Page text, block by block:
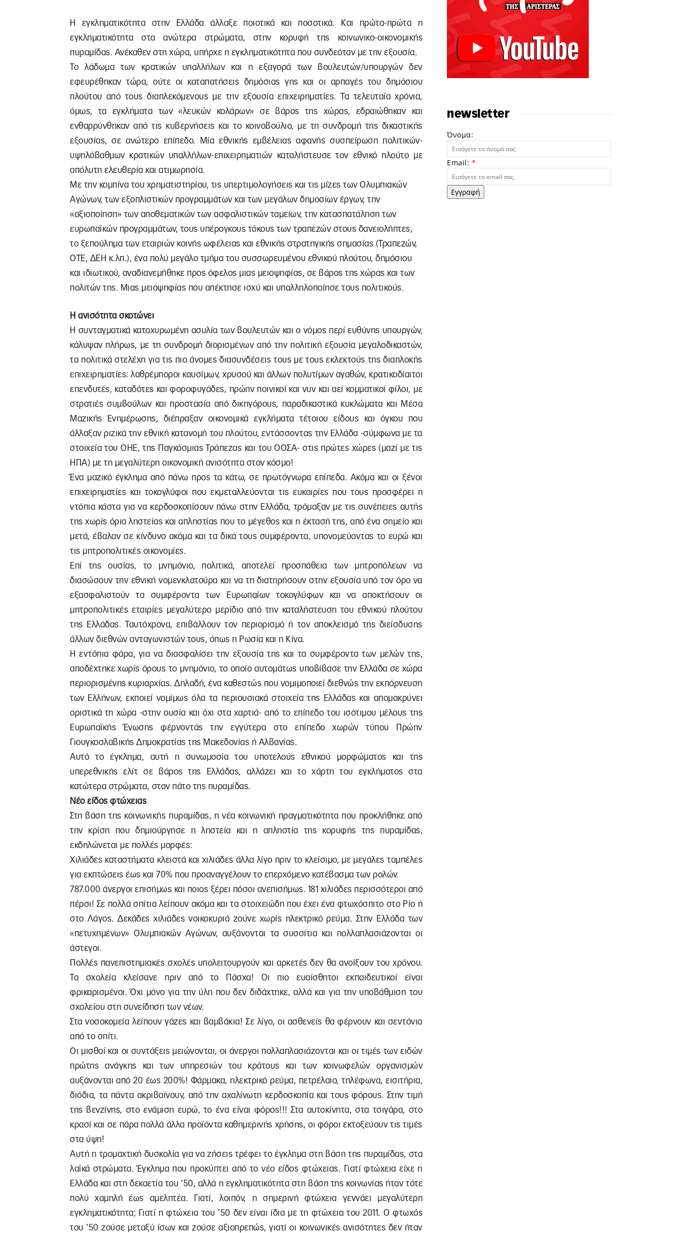
Η εγκληματικότητα στην Ελλάδα άλλαξε ποιοτικά και ποσοτικά. Και πρώτα-πρώτα η
εγκληματικότητα στα ανώτερα στρώματα, στην κορυφή της κοινωνικο-οικονομικής
πυραμίδας. Ανέκαθεν στη χώρα, υπήρχε η εγκληματικότητα που συνδεόταν με την εξουσία.
Το λάδωμα των κρατικών υπαλλήλων και η εξαγορά των βουλευτών/υπουργών δεν
εφευρέθηκαν τώρα, ούτε οι καταπατήσεις δημόσιας γης και οι αρπαγές του δημόσιου
πλούτου από τους διαπλεκόμενους με την εξουσία επιχειρηματίες. Τα τελευταία χρόνια,
όμως, τα εγκλήματα των «λευκών κολάρων» σε βάρος της χώρας, εδραιώθηκαν και
ενθαρρύνθηκαν από τις κυβερνήσεις και το κοινοβούλιο, με τη συνδρομή της δικαστικής
εξουσίας, σε ανώτερο επίπεδο. Μία εθνικής εμβέλειας αφανής συσπείρωση πολιτικών-
υψηλόβαθμων κρατικών υπαλλήλων-επιχειρηματιών καταλήστευσε τον εθνικό πλούτο με
απόλυτη ελευθερία και ατιμωρησία.
Με την κομπίνα του χρηματιστηρίου, τις υπερτιμολογήσεις και τις μίζες των Ολυμπιακών
Αγώνων, των εξοπλιστικών προγραμμάτων και των μεγάλων δημοσίων έργων, την
«αξιοποίηση» των αποθεματικών των ασφαλιστικών ταμείων, την κατασπατάληση των
ευρωπαϊκών προγραμμάτων, τους υπέρογκους τόκους των τραπεζών στους δανειολήπτες,
το ξεπούλημα των εταιριών κοινής ωφέλειας και εθνικής στρατηγικής σημασίας (Τραπεζών,
ΟΤΕ, ΔΕΗ κ.λπ.), ένα πολύ μεγάλο τμήμα του συσσωρευμένου εθνικού πλούτου, δημόσιου
και ιδιωτικού, αναδιανεμήθηκε προς όφελος μιας μειοψηφίας, σε βάρος της χώρας και των
πολιτών της. Μιας μειοψηφίας που απέκτησε ισχύ και υπαλληλοποίησε τους πολιτικούς.
Η ανισότητα σκοτώνει
Η συνταγματικά κατοχυρωμένη ασυλία των βουλευτών και ο νόμος περί ευθύνης υπουργών,
κάλυψαν πλήρως, με τη συνδρομή διορισμένων από την πολιτική εξουσία μεγαλοδικαστών,
τα πολιτικά στελέχη για τις πιο άνομες διασυνδέσεις τους με τους εκλεκτούς της διαπλοκής
επιχειρηματίες: λαθρέμποροι καυσίμων, χρυσού και άλλων πολυτίμων αγαθών, κρατικοδίαιτοι
επενδυτές, καταδότες και φοροφυγάδες, πρώην ποινικοί και νυν και αεί κομματικοί φίλοι, με
στρατιές συμβούλων και προστασία από δικηγόρους, παραδικαστικά κυκλώματα και Μέσα
Μαζικής Ενημέρωσης, διέπραξαν οικονομικά εγκλήματα τέτοιου είδους και όγκου που
άλλαξαν ριζικά την εθνική κατανομή του πλούτου, εντάσσοντας την Ελλάδα -σύμφωνα με τα
στοιχεία του ΟΗΕ, της Παγκόσμιας Τράπεζας και του ΟΟΣΑ- στις πρώτες χώρες (μαζί με τις
ΗΠΑ) με τη μεγαλύτερη οικονομική ανισότητα στον κόσμο!
Ένα μαζικό έγκλημα από πάνω προς τα κάτω, σε πρωτόγνωρα επίπεδα. Ακόμα και οι ξένοι
επιχειρηματίες και τοκογλύφοι που εκμεταλλεύονται τις ευκαιρίες που τους προσφέρει η
ντόπια κάστα για να κερδοσκοπίσουν πάνω στην Ελλάδα, τρόμαξαν με τις συνέπειες αυτής
της χωρίς όρια ληστείας και απληστίας που το μέγεθος και η έκτασή της, από ένα σημείο και
μετά, έβαλαν σε κίνδυνο ακόμα και τα δικά τους συμφέροντα, υπονομεύοντας το ευρώ και
τις μητροπολιτικές οικονομίες.
Επί της ουσίας, το μνημόνιο, πολιτικά, αποτελεί προσπάθεια των μητροπόλεων να
διασώσουν την εθνική νομενκλατούρα και να τη διατηρήσουν στην εξουσία υπό τον όρο να
εξασφαλιστούν τα συμφέροντα των Ευρωπαίων τοκογλύφων και να αποκτήσουν οι
μητροπολιτικές εταιρίες μεγαλύτερο μερίδιο από την καταλήστευση του εθνικού πλούτου
της Ελλάδας. Ταυτόχρονα, επιβάλλουν τον περιορισμό ή τον αποκλεισμό της διείσδυσης
άλλων διεθνών ανταγωνιστών τους, όπως η Ρωσία και η Κίνα.
Η εντόπια φάρα, για να διασφαλίσει την εξουσία της και τα συμφέροντα των μελών της,
αποδέχτηκε χωρίς όρους το μνημόνιο, το οποίο αυτομάτως υποβίβασε την Ελλάδα σε χώρα
περιορισμένης κυριαρχίας. Δηλαδή, ένα καθεστώς που νομιμοποιεί διεθνώς την εκπόρνευση
των Ελλήνων, εκποιεί νομίμως όλα τα περιουσιακά στοιχεία της Ελλάδας και απομακρύνει
οριστικά τη χώρα -στην ουσία και όχι στα χαρτιά- από το επίπεδο του ισότιμου μέλους της
Ευρωπαϊκής Ένωσης φέρνοντάς την εγγύτερα στο επίπεδο χωρών τύπου Πρώην
Γιουγκοσλαβικής Δημοκρατίας της Μακεδονίας ή Αλβανίας.
Αυτό το έγκλημα, αυτή η συνωμοσία του υποτελούς εθνικού μορφώματος και της
υπερεθνικής ελίτ σε βάρος της Ελλάδας, αλλάζει και το χάρτη του εγκλήματος στα
κατώτερα στρώματα, στον πάτο της πυραμίδας.
Νέο είδος φτώχειας
Στη βάση της κοινωνικής πυραμίδας, η νέα κοινωνική πραγματικότητα που προκλήθηκε από
την κρίση που δημιούργησε η ληστεία και η απληστία της κορυφής της πυραμίδας,
εκδηλώνεται με πολλές μορφές:
Χιλιάδες καταστήματα κλειστά και χιλιάδες άλλα λίγο πριν το κλείσιμο, με μεγάλες ταμπέλες
για εκπτώσεις έως και 70% που προαναγγέλουν το επερχόμενο κατέβασμα των ρολών.
787.000 άνεργοι επισήμως και ποιος ξέρει πόσοι ανεπισήμως. 181 χιλιάδες περισσότεροι από
πέρσι! Σε πολλά σπίτια λείπουν ακόμα και τα στοιχειώδη που έχει ένα φτωχόσπιτο στο Ρίο ή
στο Λάγος. Δεκάδες χιλιάδες νοικοκυριά ζούνε χωρίς ηλεκτρικό ρεύμα. Στην Ελλάδα των
«πετυχημένων» Ολυμπιακών Αγώνων, αυξάνονται τα συσσίτια και πολλαπλασιάζονται οι
άστεγοι.
Πολλές πανεπιστημιακές σχολές υπολειτουργούν και αρκετές δεν θα ανοίξουν του χρόνου.
Τα σχολεία κλείσανε πριν από το Πάσχα! Οι πιο ευαίσθητοι εκπαιδευτικοί είναι
φρικαρισμένοι. Όχι μόνο για την ύλη που δεν διδάχτηκε, αλλά και για την υποβάθμιση του
σχολείου στη συνείδηση των νέων.
Στα νοσοκομεία λείπουν γάζες και βαμβάκια! Σε λίγο, οι ασθενείς θα φέρνουν και σεντόνια
από το σπίτι.
Οι μισθοί και οι συντάξεις μειώνονται, οι άνεργοι πολλαπλασιάζονται και οι τιμές των ειδών
πρώτης ανάγκης και των υπηρεσιών του κράτους και των κοινωφελών οργανισμών
αυξάνονται από 20 έως 200%! Φάρμακα, ηλεκτρικό ρεύμα, πετρέλαιο, τηλέφωνα, εισιτήρια,
διόδια, τα πάντα ακριβαίνουν, από την αχαλίνωτη κερδοσκοπία και τους φόρους. Στην τιμή
της βενζίνης, στο ενάμιση ευρώ, το ένα είναι φόρος!!! Στα αυτοκίνητα, στα τσιγάρα, στο
κρασί και σε πάρα πολλά άλλα προϊόντα καθημερινής χρήσης, οι φόροι εκτοξεύουν τις τιμές
στα ύψη!
Αυτή η τρομαχτική δυσκολία για να ζήσεις τρέφει το έγκλημα στη βάση της πυραμίδας, στα
λαϊκά στρώματα. Έγκλημα που προκύπτει από το νέο είδος φτώχειας. Γιατί φτώχεια είχε η
Ελλάδα και στη δεκαετία του ’50, αλλά η εγκληματικότητα στη βάση της κοινωνίας ήταν τότε
πολύ χαμηλή έως αμελητέα. Γιατί, λοιπόν, η σημερινή φτώχεια γεννάει μεγαλύτερη
εγκληματικότητα; Γιατί η φτώχεια του ’50 δεν είναι ίδια με τη φτώχεια του 2011. Ο φτωχός
του ’50 ζούσε μεταξύ ίσων και ζούσε αξιοπρεπώς, γιατί οι κοινωνικές ανισότητες δεν ήταν
newsletter
Όνομα:
Email: *
Εγγραφή